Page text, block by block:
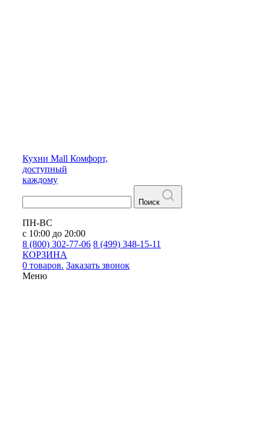
Кухни Mall Комфорт,
доступный
каждому
Поиск
ПН-ВС
с 10:00 до 20:00
8 (800) 302-77-06 8 (499) 348-15-11
КОРЗИНА
0 товаров. Заказать звонок
Меню